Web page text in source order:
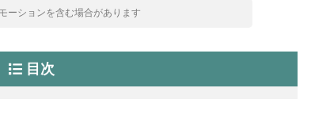
ーションを含む場合があります
目次